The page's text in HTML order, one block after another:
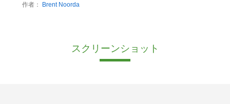
作者：
Brent Noorda
スクリーンショット